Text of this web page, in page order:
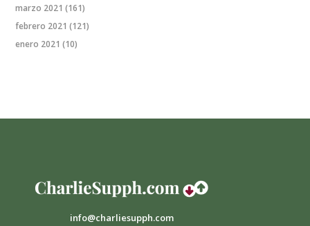
marzo 2021 (161)
febrero 2021 (121)
enero 2021 (10)
info@charliesupph.com